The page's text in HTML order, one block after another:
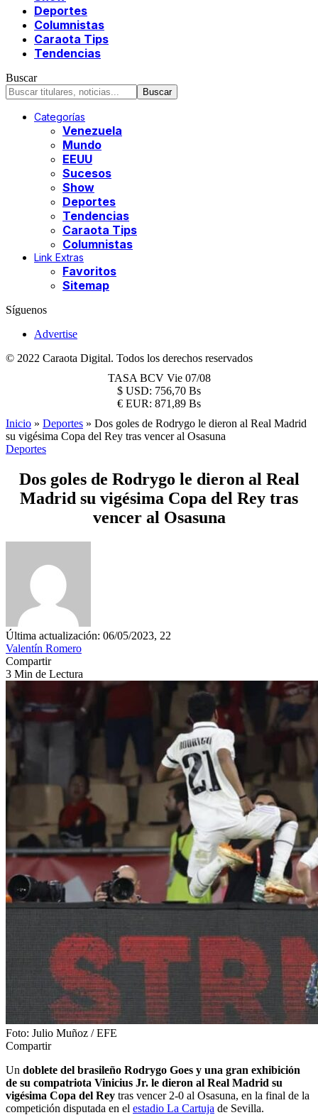
Deportes
Columnistas
Caraota Tips
Tendencias
Buscar
Categorías
Venezuela
Mundo
EEUU
Sucesos
Show
Deportes
Tendencias
Caraota Tips
Columnistas
Link Extras
Favoritos
Sitemap
Síguenos
Advertise
© 2022 Caraota Digital. Todos los derechos reservados
TASA BCV Vie 07/08
$ USD: 756,70 Bs
€ EUR: 871,89 Bs
Inicio » Deportes » Dos goles de Rodrygo le dieron al Real Madrid
su vigésima Copa del Rey tras vencer al Osasuna
Deportes
Dos goles de Rodrygo le dieron al Real
Madrid su vigésima Copa del Rey tras
vencer al Osasuna
Última actualización: 06/05/2023, 22
Valentín Romero
Compartir
3 Min de Lectura
Foto: Julio Muñoz / EFE
Compartir
Un doblete del brasileño Rodrygo Goes y una gran exhibición
de su compatriota Vinicius Jr. le dieron al Real Madrid su
vigésima Copa del Rey tras vencer 2-0 al Osasuna, en la final de la
competición disputada en el estadio La Cartuja de Sevilla.